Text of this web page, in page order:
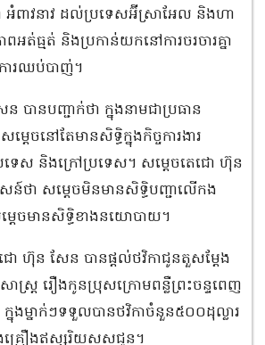
អំពាវនាវ ដល់ប្រទេសអ៊ីស្រាអែល និងហា
ពអត់ធ្មត់ និងប្រកាន់យកនៅការចរចារគ្នា
ារឈប់បាញ់។
បានបញ្ជាក់ថា ក្នុងនាមជាប្រធាន
ចនៅតែមានសិទ្ធិក្នុងកិច្ចការងារ
ទេស និងក្រៅប្រទេស។ សម្ដេចតេជោ ហ៊ុន
ន៍ថា សម្តេចមិនមានសិទ្ធិបញ្ជាលើកង
ម្តេចមានសិទ្ធិខាងនយោបាយ។
ជោ ហ៊ុន សែន បានផ្ដល់ថវិកាជូនតួសម្ដែង
សាស្ត្រ រឿងកូនប្រុសក្រោមពន្លឺព្រះចន្ទពេញ
ងម្នាក់ៗទទួលបានថវិកាចំនួន៥០០ដុល្លារ
គ្រឿងឥស្សរិយសសជូន។